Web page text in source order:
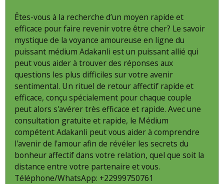
Êtes-vous à la recherche d’un moyen rapide et
efficace pour faire revenir votre être cher? Le savoir
mystique de la voyance amoureuse en ligne du
puissant médium Adakanli est un puissant allié qui
peut vous aider à trouver des réponses aux
questions les plus difficiles sur votre avenir
sentimental. Un rituel de retour affectif rapide et
efficace, conçu spécialement pour chaque couple
peut alors s'avérer très efficace et rapide. Avec une
consultation gratuite et rapide, le Médium
compétent Adakanli peut vous aider à comprendre
l'avenir de l'amour afin de révéler les secrets du
bonheur affectif dans votre relation, quel que soit la
distance entre votre partenaire et vous.
Téléphone/WhatsApp: +22999750761